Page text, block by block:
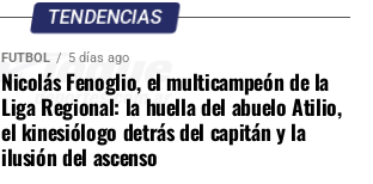
TENDENCIAS
FÚTBOL 5 días ago
Nicolás Fenoglio, el multicampeón de la
Liga Regional: la huella del abuelo Atilio,
el kinesiólogo detrás del capitán y la
ilusión del ascenso